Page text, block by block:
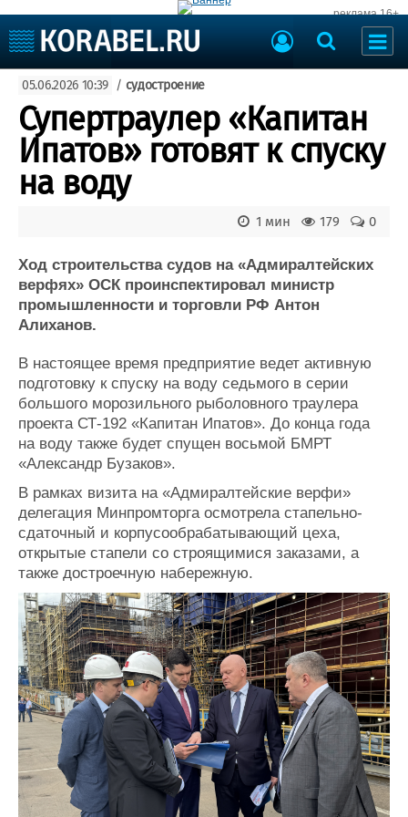
реклама 16+
Судоходство
Судоремонт
События
Пресс-релизы
Порты
ВМФ
Судостроение
Пульс
Новости
Репутация
Работа
Крюинг
Журнал
Реклама
Торговая площадка
Доска объявлений
Продажа флота
Изделия
Материалы
Услуги
Конференции
Выставки и семинары
Личности
Словарь
Флот
Галерея флота
Отзывы
Все службы
05.06.2026 10:39 / судостроение
Супертраулер «Капитан
Ипатов» готовят к спуску
на воду
0
179
1 мин
Ход строительства судов на «Адмиралтейских
верфях» ОСК проинспектировал министр
промышленности и торговли РФ Антон
Алиханов.
В настоящее время предприятие ведет активную
подготовку к спуску на воду седьмого в серии
большого морозильного рыболовного траулера
проекта СТ-192 «Капитан Ипатов». До конца года
на воду также будет спущен восьмой БМРТ
«Александр Бузаков».
В рамках визита на «Адмиралтейские верфи»
делегация Минпромторга осмотрела стапельно-
сдаточный и корпусообрабатывающий цеха,
открытые стапели со строящимися заказами, а
также достроечную набережную.